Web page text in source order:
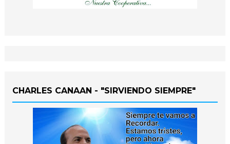
CHARLES CANAAN - "SIRVIENDO SIEMPRE"